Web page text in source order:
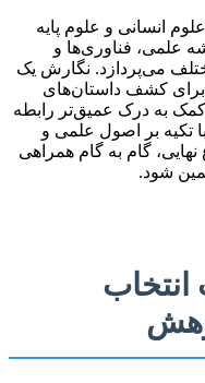
انسانی و علوم پایه
علمی، فناوری‌ها و
می‌پردازد. نگارش یک
برای کشف داستان‌های
کمک به درک عمیق‌تر رابطه
تکیه بر اصول علمی و
گام به گام همراهی
شود.
انتخاب